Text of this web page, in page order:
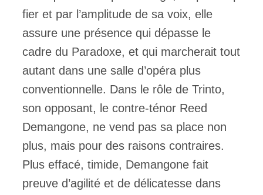
fier et par l’amplitude de sa voix, elle
assure une présence qui dépasse le
cadre du Paradoxe, et qui marcherait tout
autant dans une salle d’opéra plus
conventionnelle. Dans le rôle de Trinto,
son opposant, le contre-ténor Reed
Demangone, ne vend pas sa place non
plus, mais pour des raisons contraires.
Plus effacé, timide, Demangone fait
preuve d’agilité et de délicatesse dans